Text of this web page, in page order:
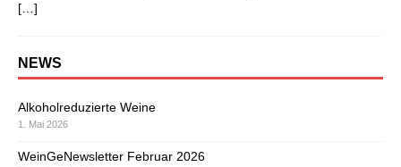
[…]
NEWS
Alkoholreduzierte Weine
1. Mai 2026
WeinGeNewsletter Februar 2026